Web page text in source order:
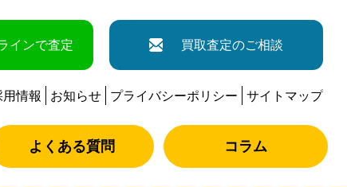
インで査定 買取査定のご相談
用情報 お知らせ プライバシーポリシー サイトマップ
よくある質問 コラム